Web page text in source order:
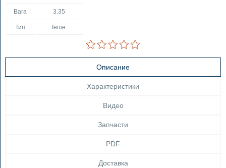
Вага 3.35
Тип Інше
Описание
Характеристики
Видео
Запчасти
PDF
Доставка